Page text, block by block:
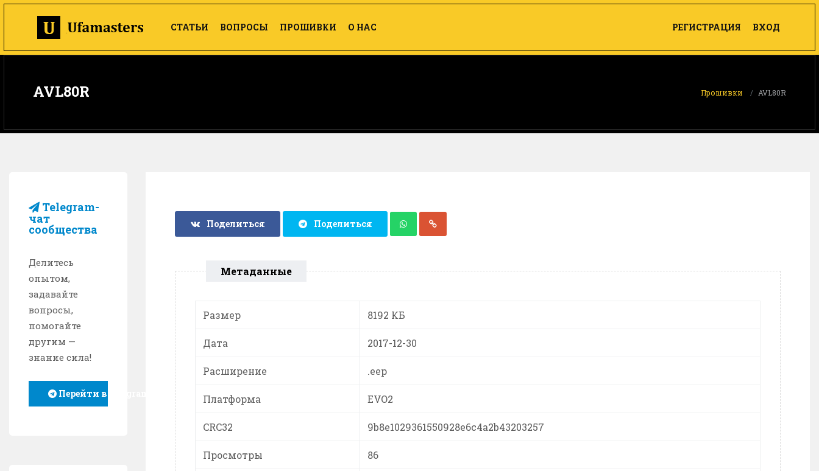
СТАТЬИ ВОПРОСЫ ПРОШИВКИ О НАС РЕГИСТРАЦИЯ ВХОД
AVL80R Прошивки AVL80R
Telegram-
чат
сообщества
Делитесь
опытом,
задавайте
вопросы,
помогайте
другим —
знание сила!
Перейти в Telegram
Поделиться Поделиться
Метаданные
Размер 8192 КБ
Дата 2017-12-30
Расширение .eep
Платформа EVO2
CRC32 9b8e1029361550928e6c4a2b43203257
Просмотры 86